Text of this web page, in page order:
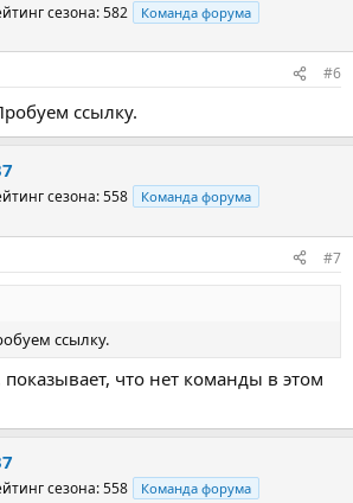
сезона: 582 Команда форума
#6
ссылку.
сезона: 558 Команда форума
#7
ссылку.
показывает, что нет команды в этом
сезона: 558 Команда форума